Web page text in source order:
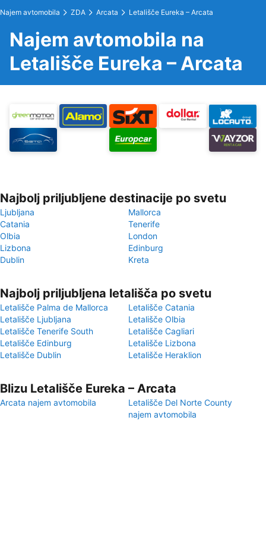
Najem avtomobila ZDA Arcata Letališče Eureka – Arcata
Najem avtomobila na
Letališče Eureka – Arcata
Najbolj priljubljene destinacije po svetu
Ljubljana
Mallorca
Catania
Tenerife
Olbia
London
Lizbona
Edinburg
Dublin
Kreta
Najbolj priljubljena letališča po svetu
Letališče Palma de Mallorca
Letališče Catania
Letališče Ljubljana
Letališče Olbia
Letališče Tenerife South
Letališče Cagliari
Letališče Edinburg
Letališče Lizbona
Letališče Dublin
Letališče Heraklion
Blizu Letališče Eureka – Arcata
Arcata najem avtomobila
Letališče Del Norte County
najem avtomobila